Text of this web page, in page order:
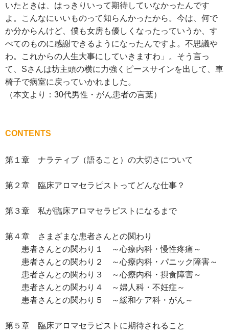
いたときは、はっきりいって期待していなかったんです
よ。こんなにいいものって知らんかったから。今は、何で
か分からんけど、僕も女房も優しくなったっていうか、す
べてのものに感謝できるようになったんですよ。不思議や
わ。これからの人生大事にしていきますわ」。そう言っ
て、Sさんは坊主頭の横に力強くピースサインを出して、車
椅子で病室に戻っていかれました。
（本文より：30代男性・がん患者の言葉）
CONTENTS
第１章 ナラティブ（語ること）の大切さについて
第２章 臨床アロマセラピストってどんな仕事？
第３章 私が臨床アロマセラピストになるまで
第４章 さまざまな患者さんとの関わり
患者さんとの関わり１ ～心療内科・慢性疼痛～
患者さんとの関わり２ ～心療内科・パニック障害～
患者さんとの関わり３ ～心療内科・摂食障害～
患者さんとの関わり４ ～婦人科・不妊症～
患者さんとの関わり５ ～緩和ケア科・がん～
第５章 臨床アロマセラピストに期待されること